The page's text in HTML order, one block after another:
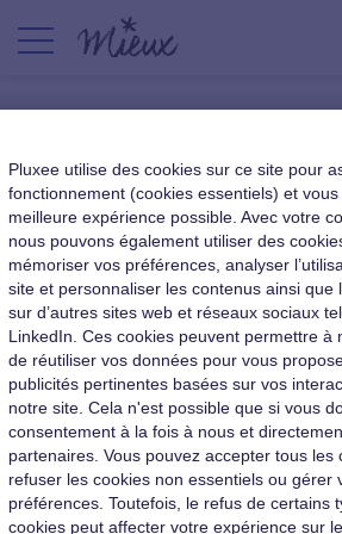
Regards croisés : 3
du Prince de Galles
|28 avril 2017
Pluxee utilise des cookies sur ce site pour
fonctionnement (cookies essentiels) et vous
meilleure expérience possible. Avec votre
nous pouvons également utiliser des
mémoriser vos préférences, analyser
site et personnaliser les contenus ainsi que
sur d’autres sites web et réseaux sociaux
LinkedIn. Ces cookies peuvent permettre à
de réutiliser vos données pour vous
publicités pertinentes basées sur vos
notre site. Cela n'est possible que si vous
consentement à la fois à nous et
partenaires. Vous pouvez accepter tous les
refuser les cookies non essentiels ou gérer
préférences. Toutefois, le refus de certains
cookies peut affecter votre expérience sur